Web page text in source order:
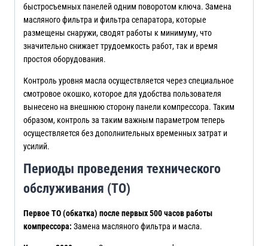
быстросъемных панелей одним поворотом ключа. Замена
масляного фильтра и фильтра сепаратора, которые
размещены снаружи, сводят работы к минимуму, что
значительно снижает трудоемкость работ, так и время
простоя оборудования.
Контроль уровня масла осуществляется через специальное
смотровое окошко, которое для удобства пользователя
вынесено на внешнюю сторону панели компрессора. Таким
образом, контроль за таким важным параметром теперь
осуществляется без дополнительных временных затрат и
усилий.
Периоды проведения технического
обслуживания (ТО)
Первое ТО (обкатка) после первых 500 часов работы
компрессора: Замена масляного фильтра и масла.